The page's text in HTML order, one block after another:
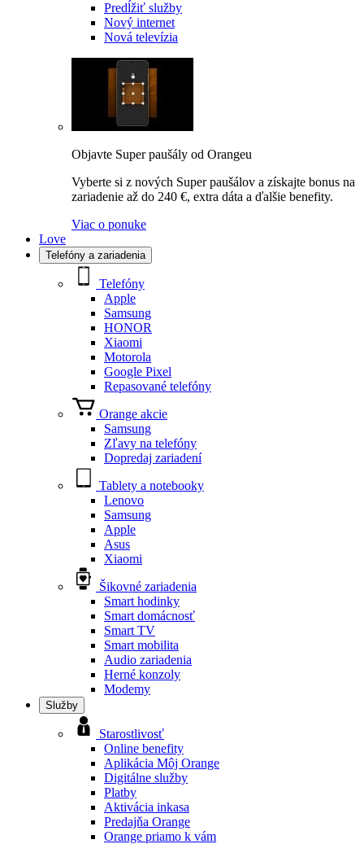
Predĺžiť služby
Nový internet
Nová televízia
Objavte Super paušály od Orangeu
Vyberte si z nových Super paušálov a získajte bonus na
zariadenie až do 240 €, extra dáta a ďalšie benefity.
Viac o ponuke
Love
Telefóny a zariadenia
Telefóny
Apple
Samsung
HONOR
Xiaomi
Motorola
Google Pixel
Repasované telefóny
Orange akcie
Samsung
Zľavy na telefóny
Dopredaj zariadení
Tablety a notebooky
Lenovo
Samsung
Apple
Asus
Xiaomi
Šikovné zariadenia
Smart hodinky
Smart domácnosť
Smart TV
Smart mobilita
Audio zariadenia
Herné konzoly
Modemy
Služby
Starostlivosť
Online benefity
Aplikácia Môj Orange
Digitálne služby
Platby
Aktivácia inkasa
Predajňa Orange
Orange priamo k vám